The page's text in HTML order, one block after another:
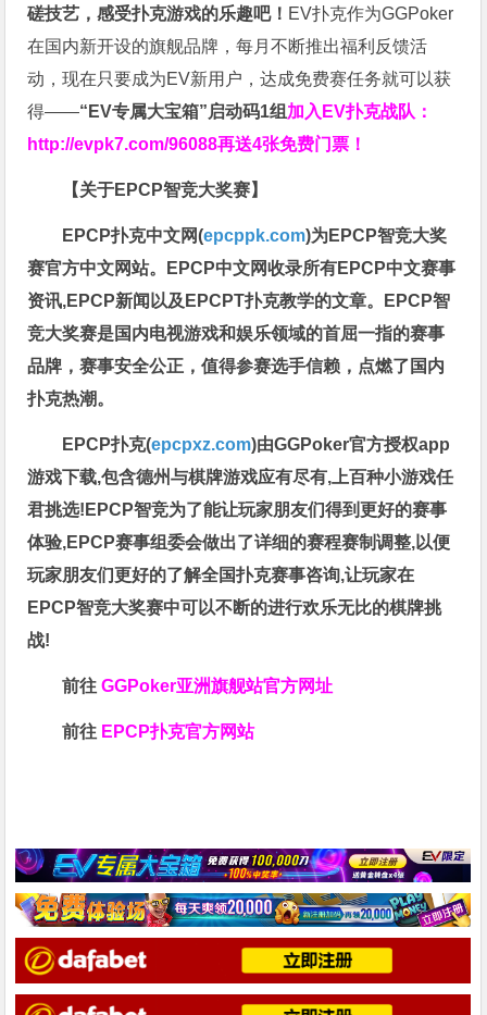
磋技艺，感受扑克游戏的乐趣吧！ EV扑克作为GGPoker
在国内新开设的旗舰品牌，每月不断推出福利反馈活
动，现在只要成为EV新用户，达成免费赛任务就可以获
得——“EV专属大宝箱”启动码1组 加入EV扑克战队：
http://evpk7.com/96088再送4张免费门票！
【关于EPCP智竞大奖赛】
EPCP扑克中文网(epcppk.com)为EPCP智竞大奖
赛官方中文网站。EPCP中文网收录所有EPCP中文赛事
资讯,EPCP新闻以及EPCPT扑克教学的文章。EPCP智
竞大奖赛是国内电视游戏和娱乐领域的首屈一指的赛事
品牌，赛事安全公正，值得参赛选手信赖，点燃了国内
扑克热潮。
EPCP扑克(epcpxz.com)由GGPoker官方授权app
游戏下载,包含德州与棋牌游戏应有尽有,上百种小游戏任
君挑选!EPCP智竞为了能让玩家朋友们得到更好的赛事
体验,EPCP赛事组委会做出了详细的赛程赛制调整,以便
玩家朋友们更好的了解全国扑克赛事咨询,让玩家在
EPCP智竞大奖赛中可以不断的进行欢乐无比的棋牌挑
战!
前往GGPoker亚洲旗舰站官方网址
前往 EPCP扑克官方网站